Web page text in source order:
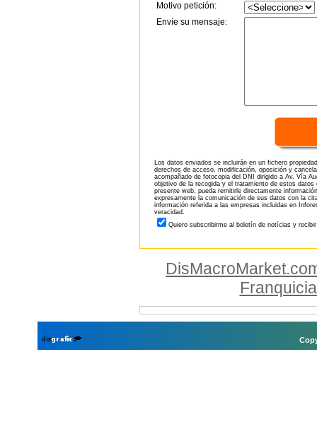
Motivo petición:
Envíe su mensaje:
Los datos enviados se incluirán en un fichero
derechos de acceso, modificación, oposición y
acompañado de fotocopia del DNI dirigido a Av. Vía
objetivo de la recogida y el tratamiento de estos
presente web, pueda remitirle directamente
expresamente la comunicación de sus datos con la
información referida a las empresas incluidas en
veracidad.
Quiero subscribirme al boletín de notícias y